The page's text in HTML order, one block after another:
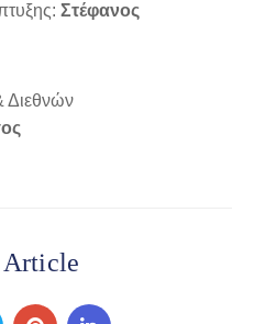
Στέφανος
Διεθνών
Article